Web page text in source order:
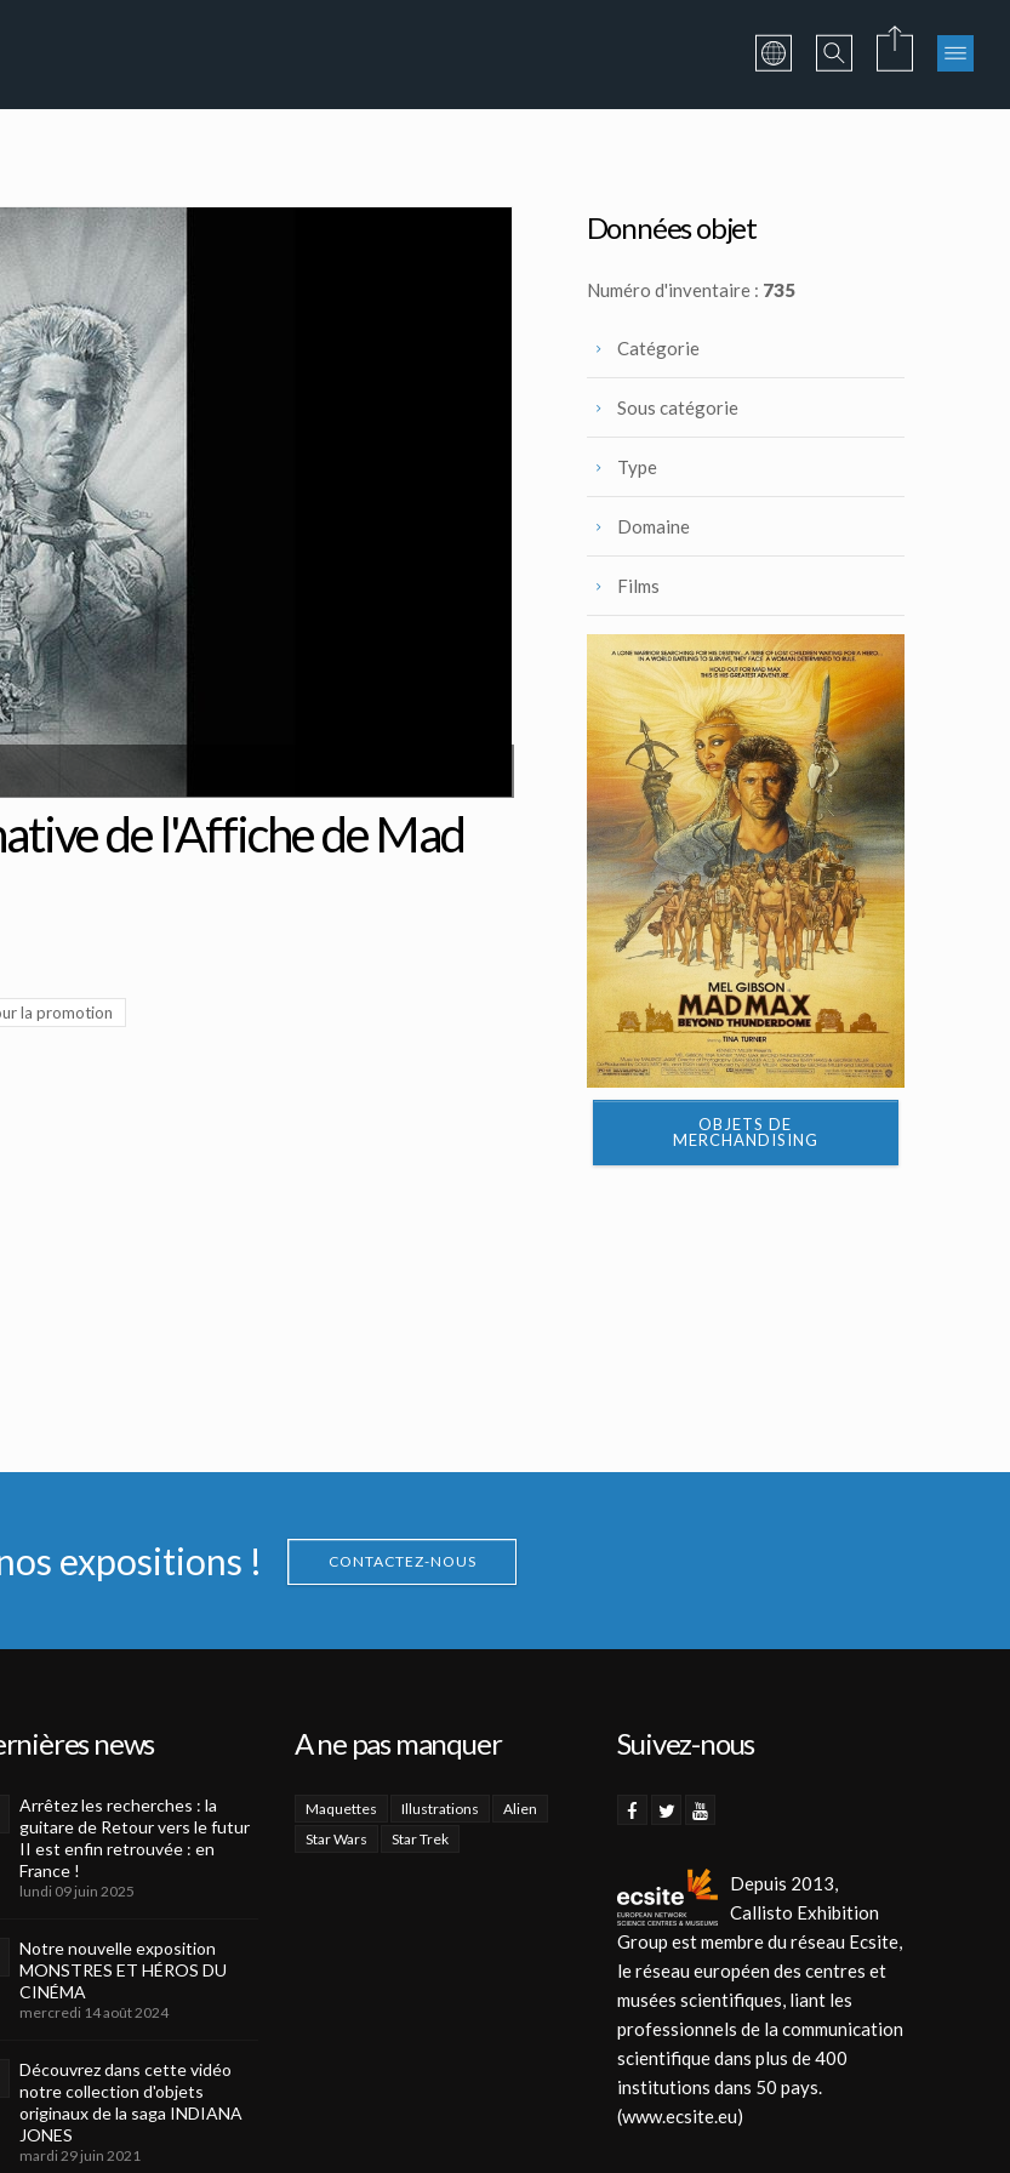
de l'Affiche de Mad
la promotion
Données objet
Numéro d'inventaire : 735
Catégorie
Sous catégorie
Type
Domaine
Films
OBJETS DE
MERCHANDISING
expositions ! CONTACTEZ-NOUS
news
Arrêtez les recherches : la
guitare de Retour vers le futur
II est enfin retrouvée : en
France !
lundi 09 juin 2025
Notre nouvelle exposition
MONSTRES ET HÉROS DU
CINÉMA
mercredi 14 août 2024
Découvrez dans cette vidéo
notre collection d'objets
originaux de la saga INDIANA
JONES
mardi 29 juin 2021
A ne pas manquer
Maquettes Illustrations
Alien
Star Wars
Star Trek
Suivez-nous
Depuis 2013,
Callisto Exhibition
Group est membre du réseau Ecsite,
le réseau européen des centres et
musées scientifiques, liant les
professionnels de la communication
scientifique dans plus de 400
institutions dans 50 pays.
(www.ecsite.eu)